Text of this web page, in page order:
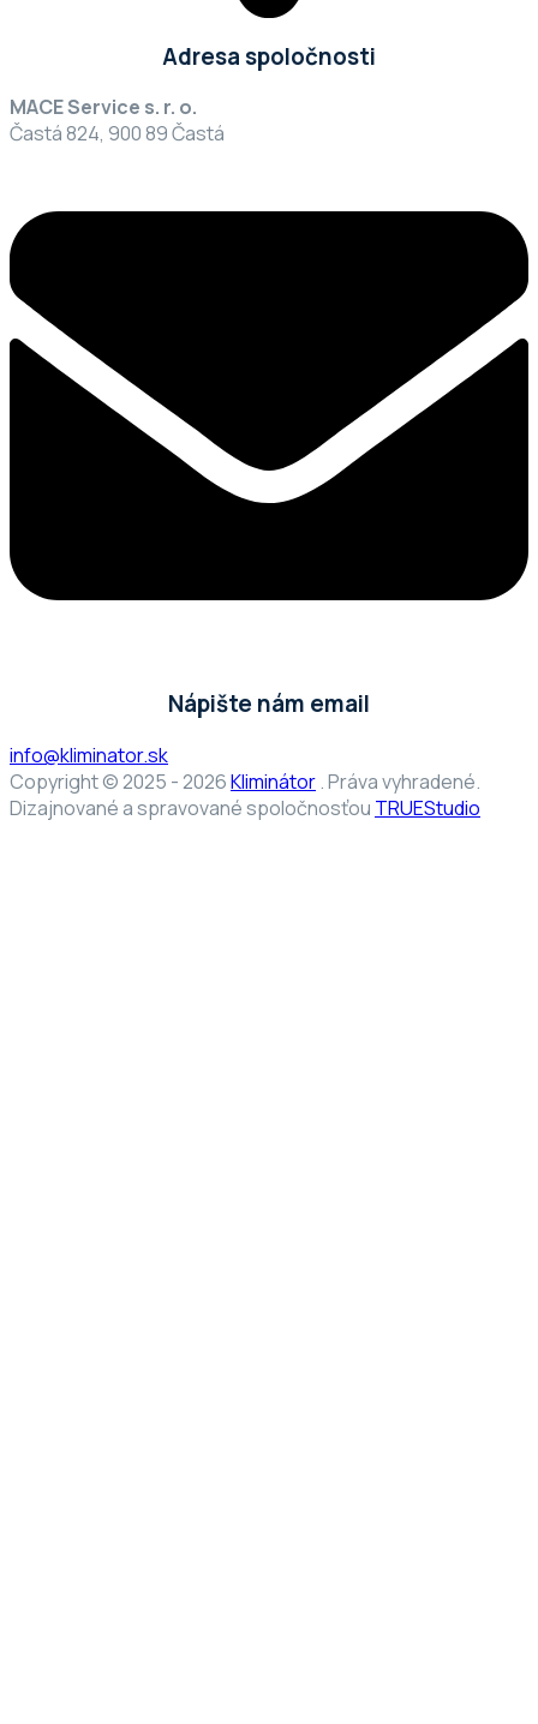
Adresa spoločnosti
MACE Service s. r. o.
Častá 824, 900 89 Častá
Nápište nám email
info@kliminator.sk
Copyright © 2025 - 2026Kliminátor. Práva vyhradené.
Dizajnované a spravované spoločnosťou TRUEStudio